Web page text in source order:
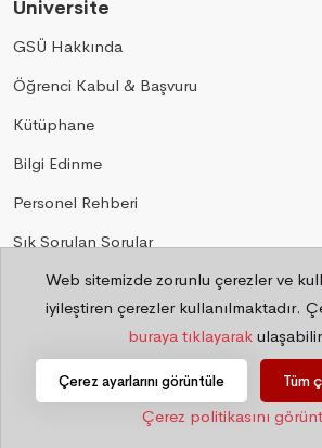
Üniversite
GSÜ Hakkında
Öğrenci Kabul & Başvuru
Kütüphane
Bilgi Edinme
Personel Rehberi
Sık Sorulan Sorular
Gizlilik
©2026 Bilgi İşlem Daire
Web sitemizde zorunlu çerezler ve
iyileştiren çerezler kullanılmaktadır.
buraya tıklayarak
Çerez ayarlarını görüntüle Tüm
Çerez politikasını